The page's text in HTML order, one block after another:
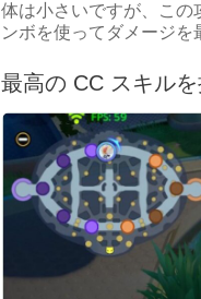
体は小さいですが、この
ンボを使ってダメージを
最高の CC スキル